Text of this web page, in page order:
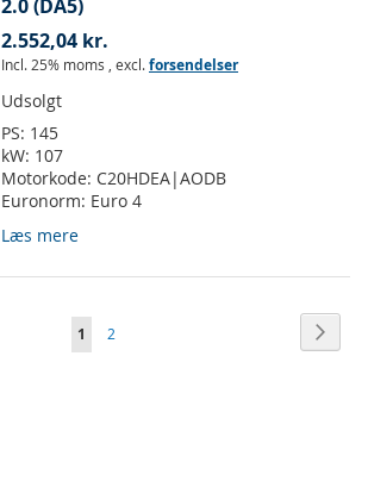
2.0 (DA5)
2.552,04 kr.
Incl. 25% moms , excl.forsendelser
Udsolgt
PS: 145
kW: 107
Motorkode: C20HDEA|AODB
Euronorm: Euro 4
Læs mere
Side
Du
1 Side
2